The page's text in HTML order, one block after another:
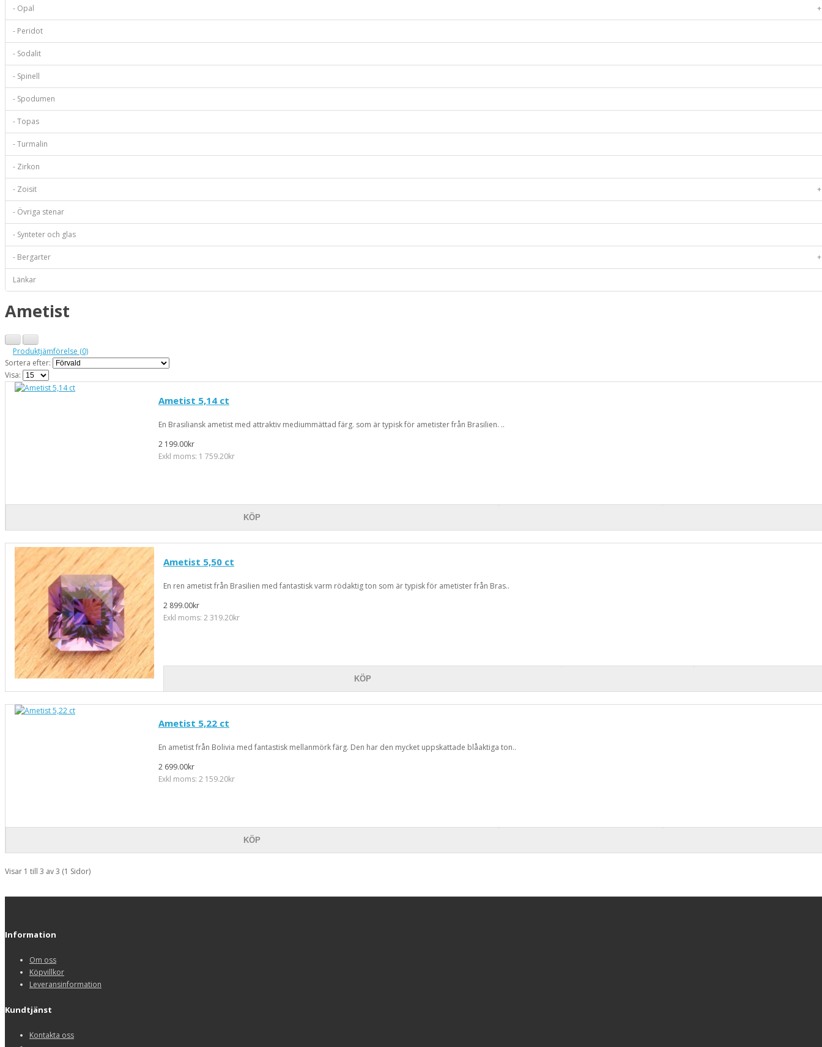
- Opal +
- Peridot
- Sodalit
- Spinell
- Spodumen
- Topas
- Turmalin
- Zirkon
- Zoisit +
- Övriga stenar
- Synteter och glas
- Bergarter +
Länkar
Ametist
Produktjämförelse (0)
Sortera efter:
Visa:
Ametist 5,14 ct
En Brasiliansk ametist med attraktiv mediummättad färg. som är typisk för ametister från Brasilien. ..
2 199.00kr
Exkl moms: 1 759.20kr
KÖP
Ametist 5,50 ct
En ren ametist från Brasilien med fantastisk varm rödaktig ton som är typisk för ametister från Bras..
2 899.00kr
Exkl moms: 2 319.20kr
KÖP
Ametist 5,22 ct
En ametist från Bolivia med fantastisk mellanmörk färg. Den har den mycket uppskattade blåaktiga ton..
2 699.00kr
Exkl moms: 2 159.20kr
KÖP
Visar 1 till 3 av 3 (1 Sidor)
Information
Om oss
Köpvillkor
Leveransinformation
Kundtjänst
Kontakta oss